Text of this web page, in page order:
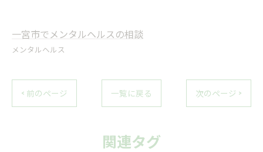
一宮市でメンタルヘルスの相談
メンタルヘルス
< 前のページ 一覧に戻る 次のページ >
関連タグ